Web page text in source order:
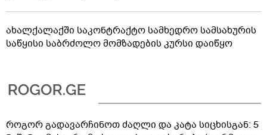
ახალქალაქში საკონტრაქტო სამხედრო სამსახურის
საწყისი საბრძოლო მომზადების კურსი დაიწყო
როგორ გადავარჩინოთ ძაღლი და კატა სიცხისგან: 5